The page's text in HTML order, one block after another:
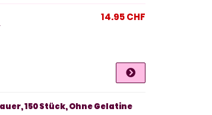
14.95 CHF
150 Stück, Ohne Gelatine